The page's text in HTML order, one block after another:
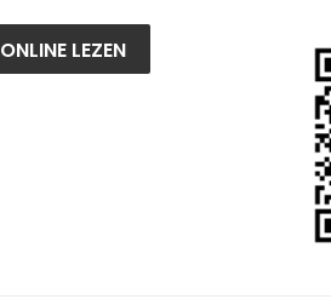
ONLINE LEZEN